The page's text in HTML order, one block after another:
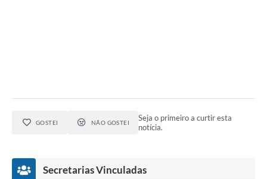
GOSTEI NÃO GOSTEI
Seja o primeiro a curtir esta
notícia.
Secretarias Vinculadas